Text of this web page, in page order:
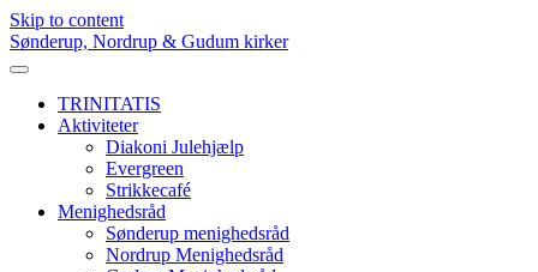
Skip to content
Sønderup, Nordrup & Gudum kirker
TRINITATIS
Aktiviteter
Diakoni Julehjælp
Evergreen
Strikkecafé
Menighedsråd
Sønderup menighedsråd
Nordrup Menighedsråd